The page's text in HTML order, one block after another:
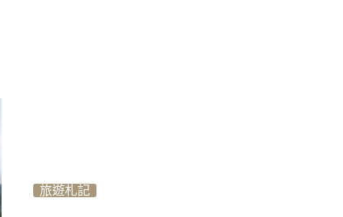
旅遊札記